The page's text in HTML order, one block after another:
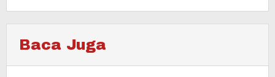
Baca Juga